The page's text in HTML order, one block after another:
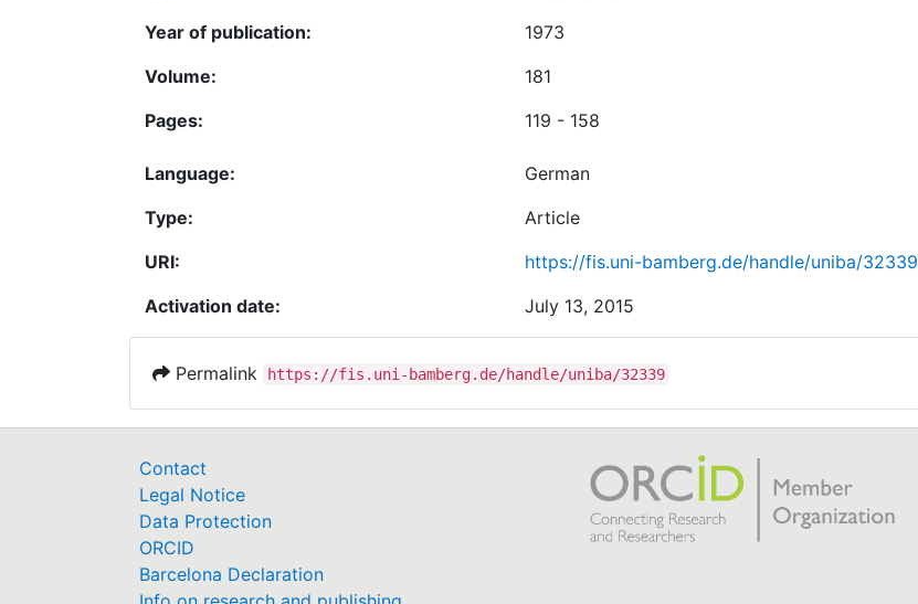
Year of publication:
1973
Volume:
181
Pages:
119 - 158
Language:
German
Type:
Article
URI:
https://fis.uni-bamberg.de/handle/uniba/32339
Activation date:
July 13, 2015
Permalink https://fis.uni-bamberg.de/handle/uniba/32339
Contact
Legal Notice
Data Protection
ORCID
Barcelona Declaration